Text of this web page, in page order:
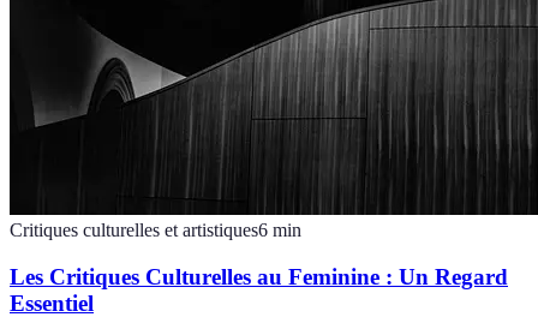
Critiques culturelles et artistiques6 min
Les Critiques Culturelles au Feminine : Un Regard
Essentiel